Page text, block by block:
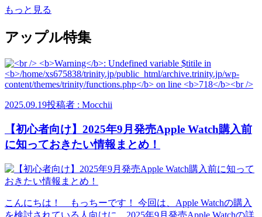
もっと見る
アップル特集
2025.09.19投稿者 : Mocchii
【初心者向け】2025年9月発売Apple Watch購入前
に知っておきたい情報まとめ！
こんにちは！ もっちーです！ 今回は、Apple Watchの購入